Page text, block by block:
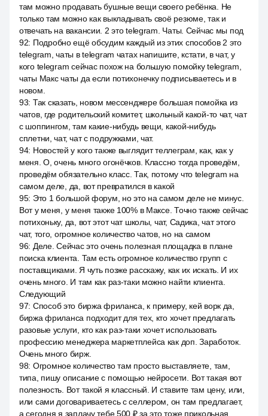
там можно продавать бушные вещи своего ребёнка. Не
только там можно как выкладывать своё резюме, так и
отвечать на вакансии. 2 это telegram. Чаты. Сейчас мы под
92: Подробно ещё обсудим каждый из этих способов 2 это
telegram, чаты в telegram чатах напишите, кстати, в чат, у
кого telegram сейчас похож на большую помойку telegram,
чаты Макс чаты да если потихонечку подписываетесь и в
новом.
93: Так сказать, новом мессенджере большая помойка из
чатов, где родительский комитет, школьный какой-то чат, чат
с шоппингом, там какие-нибудь вещи, какой-нибудь
сплетни, чат, чат с подружками, чат.
94: Новостей у кого также выглядит теллеграм, как, как у
меня. О, очень много огонёчков. Классно тогда проведём,
проведём обязательно класс. Так, потому что telegram на
самом деле, да, вот превратился в какой
95: Это 1 большой форум, но это на самом деле не минус.
Вот у меня, у меня также 100% в Максе. Точно также сейчас
потихоньку, да, вот этот чат школы, чат, Садика, чат этого
чат, того, огромное количество чатов, но на самом
96: Деле. Сейчас это очень полезная площадка в плане
поиска клиента. Там есть огромное количество групп с
поставщиками. Я чуть позже расскажу, как их искать. И их
очень много. И там как раз-таки можно найти клиента.
Следующий
97: Способ это биржа фриланса, к примеру, кей ворк да,
биржа фриланса подходит для тех, кто хочет предлагать
разовые услуги, кто как раз-таки хочет использовать
профессию менеджера маркетплейса как доп. Заработок.
Очень много бирж.
98: Огромное количество там просто выставляете, там,
типа, пишу описание с помощью нейросети. Вот такая вот
полезность. Вот такой я классный. И ставите там цену, или,
или сами договариваетесь с селлером, он там предлагает,
а сегодня я заплачу тебе 500 ₽ за это тоже прикольная